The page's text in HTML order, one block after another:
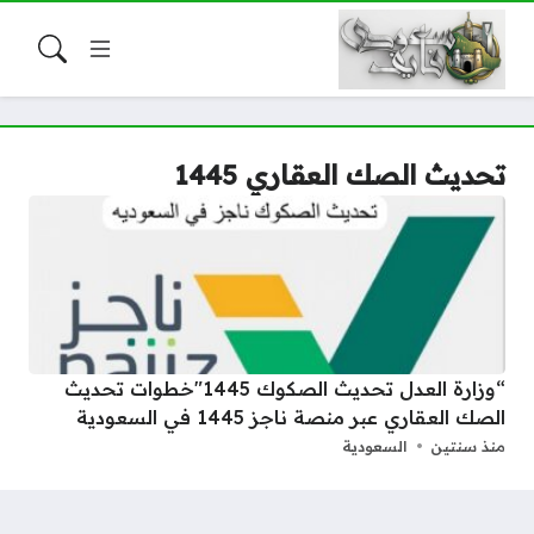
تحديث الصك العقاري 1445
“وزارة العدل تحديث الصكوك 1445″خطوات تحديث
الصك العقاري عبر منصة ناجز 1445 في السعودية
منذ سنتين السعودية